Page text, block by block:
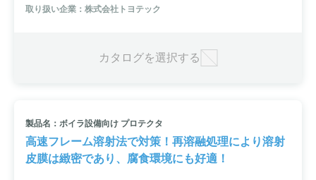
取り扱い企業：株式会社トヨテック
カタログを選択する
製品名：ボイラ設備向け プロテクタ
高速フレーム溶射法で対策！再溶融処理により溶射
皮膜は緻密であり、腐食環境にも好適！